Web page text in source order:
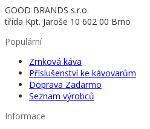
GOOD BRANDS s.r.o.
třída Kpt. Jaroše 10 602 00 Brno
Populární
Zrnková káva
Příslušenství ke kávovarům
Doprava Zadarmo
Seznam výrobců
Informace